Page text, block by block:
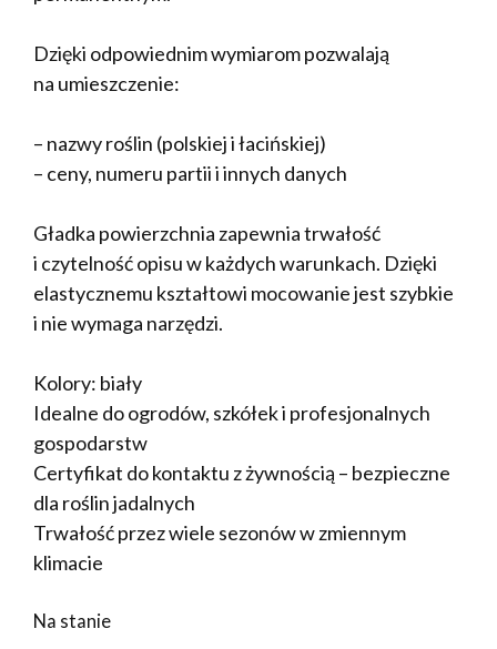
Dzięki odpowiednim wymiarom pozwalają
na umieszczenie:
– nazwy roślin (polskiej i łacińskiej)
– ceny, numeru partii i innych danych
Gładka powierzchnia zapewnia trwałość
i czytelność opisu w każdych warunkach. Dzięki
elastycznemu kształtowi mocowanie jest szybkie
i nie wymaga narzędzi.
Kolory: biały
Idealne do ogrodów, szkółek i profesjonalnych
gospodarstw
Certyfikat do kontaktu z żywnością – bezpieczne
dla roślin jadalnych
Trwałość przez wiele sezonów w zmiennym
klimacie
Na stanie